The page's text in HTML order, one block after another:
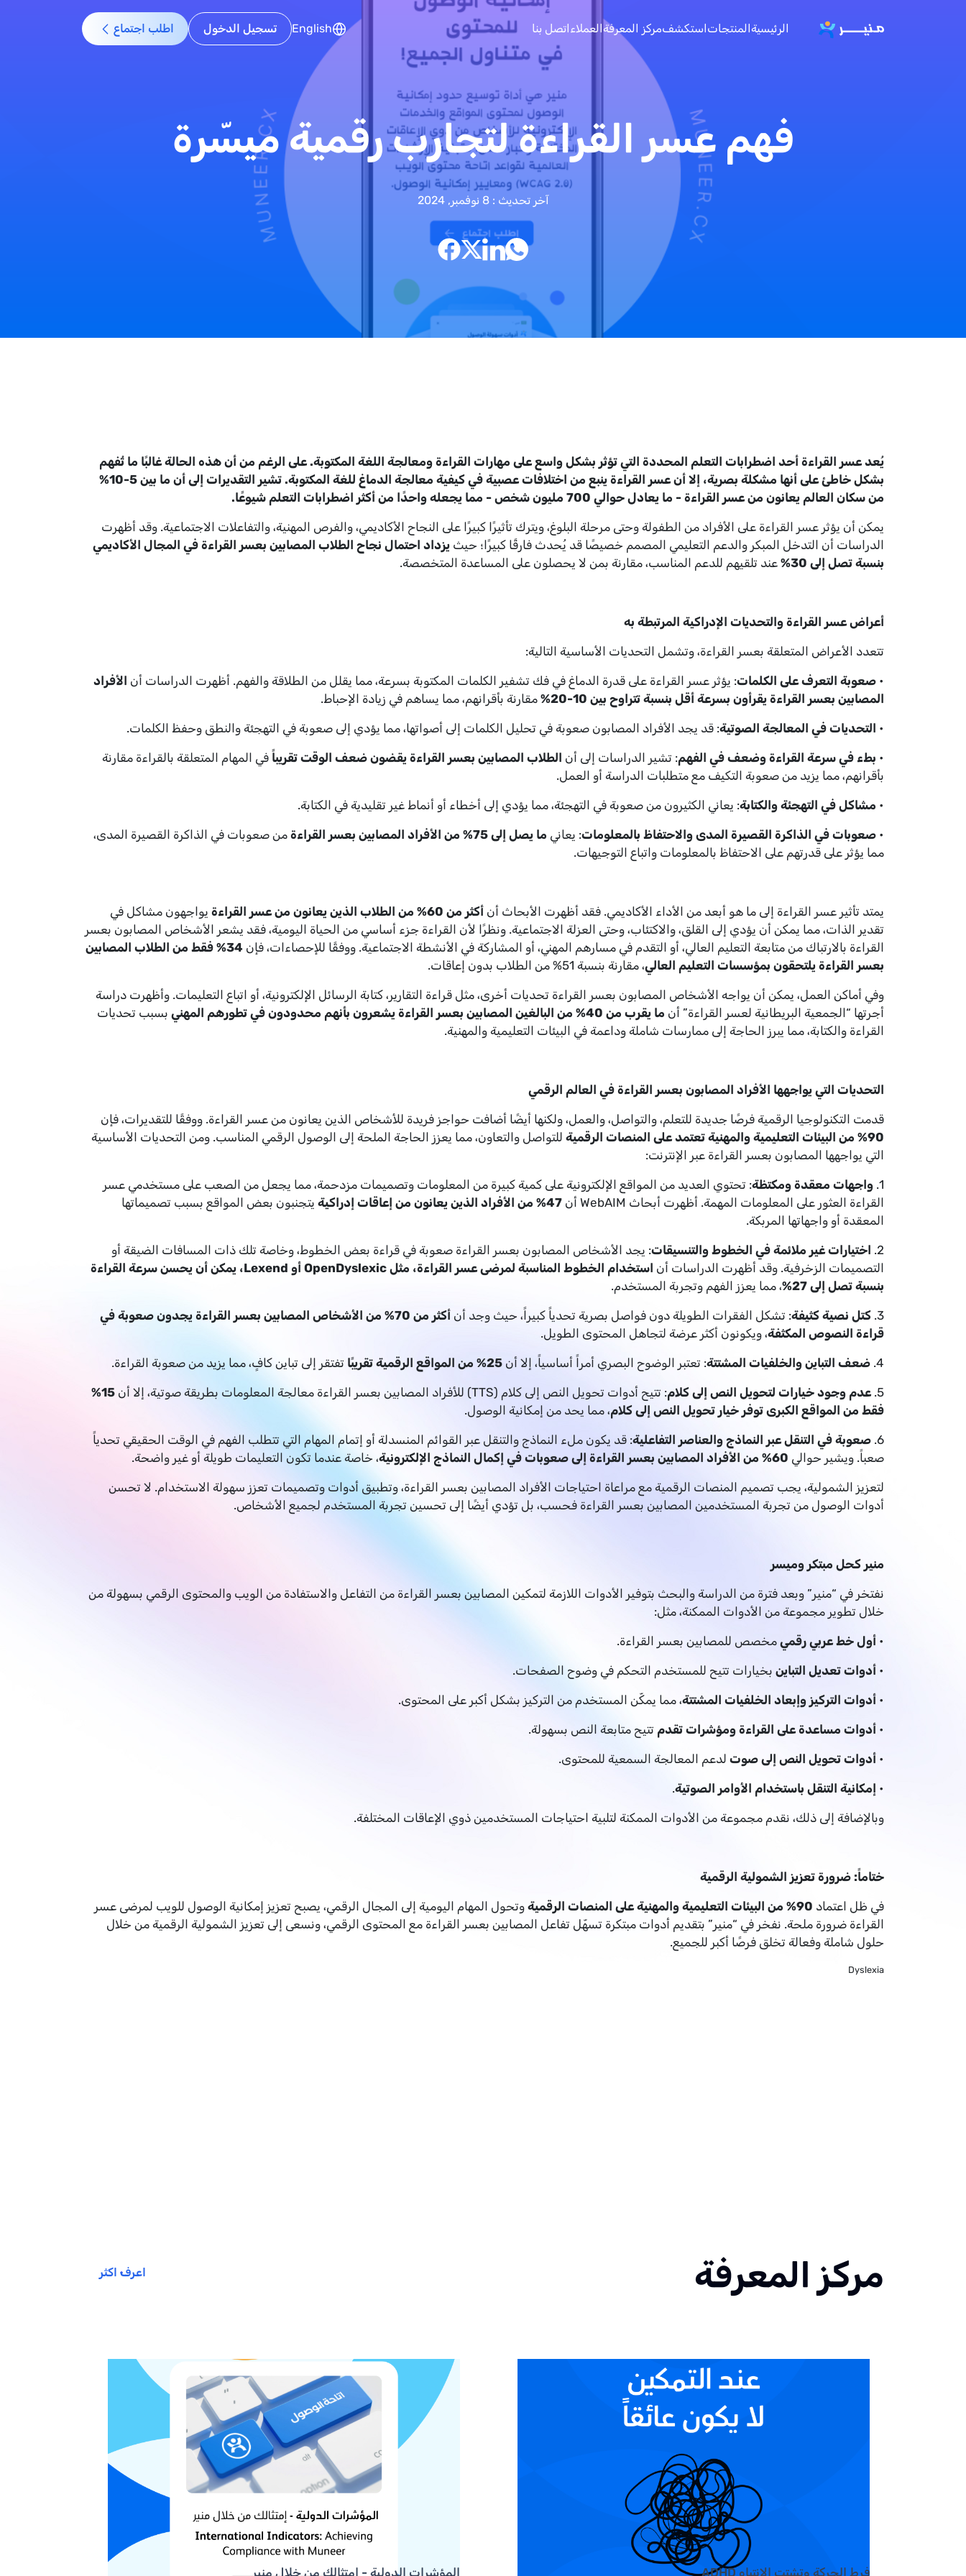
تجاوز إلى المحتوى الرئيسي
الرئيسيةالمنتجاتاستكشفمركز المعرفةالعملاءاتصل بنا English تسجيل الدخول اطلب اجتماع
فهم عسر القراءة لتجارب رقمية ميسّرة
آخر تحديث : 8 نوفمبر, 2024
يُعد عسر القراءة أحد اضطرابات التعلم المحددة التي تؤثر بشكل واسع على مهارات القراءة ومعالجة اللغة المكتوبة. على الرغم من أن هذه الحالة غالبًا ما تُفهم
بشكل خاطئ على أنها مشكلة بصرية، إلا أن عسر القراءة ينبع من اختلافات عصبية في كيفية معالجة الدماغ للغة المكتوبة. تشير التقديرات إلى أن ما بين 5-10%
من سكان العالم يعانون من عسر القراءة - ما يعادل حوالي 700 مليون شخص - مما يجعله واحدًا من أكثر اضطرابات التعلم شيوعًا.
يمكن أن يؤثر عسر القراءة على الأفراد من الطفولة وحتى مرحلة البلوغ، ويترك تأثيرًا كبيرًا على النجاح الأكاديمي، والفرص المهنية، والتفاعلات الاجتماعية. وقد أظهرت
الدراسات أن التدخل المبكر والدعم التعليمي المصمم خصيصًا قد يُحدث فارقًا كبيرًا؛ حيث يزداد احتمال نجاح الطلاب المصابين بعسر القراءة في المجال الأكاديمي
بنسبة تصل إلى 30%
عند تلقيهم للدعم المناسب، مقارنة بمن لا يحصلون على المساعدة المتخصصة.
أعراض عسر القراءة والتحديات الإدراكية المرتبطة به
تتعدد الأعراض المتعلقة بعسر القراءة، وتشمل التحديات الأساسية التالية:
• صعوبة التعرف على الكلمات: يؤثر عسر القراءة على قدرة الدماغ في فك تشفير الكلمات المكتوبة بسرعة، مما يقلل من الطلاقة والفهم. أظهرت الدراسات أن الأفراد
المصابين بعسر القراءة يقرأون بسرعة أقل بنسبة تتراوح بين 10-20%
مقارنة بأقرانهم، مما يساهم في زيادة الإحباط.
• التحديات في المعالجة الصوتية: قد يجد الأفراد المصابون صعوبة في تحليل الكلمات إلى أصواتها، مما يؤدي إلى صعوبة في التهجئة والنطق وحفظ الكلمات.
• بطء في سرعة القراءة وضعف في الفهم: تشير الدراسات إلى أن الطلاب المصابين بعسر القراءة يقضون ضعف الوقت تقريباً في المهام المتعلقة بالقراءة مقارنة
بأقرانهم، مما يزيد من صعوبة التكيف مع متطلبات الدراسة أو العمل.
• مشاكل في التهجئة والكتابة: يعاني الكثيرون من صعوبة في التهجئة، مما يؤدي إلى أخطاء أو أنماط غير تقليدية في الكتابة.
• صعوبات في الذاكرة القصيرة المدى والاحتفاظ بالمعلومات: يعاني ما يصل إلى 75% من الأفراد المصابين بعسر القراءة
من صعوبات في الذاكرة القصيرة المدى،
مما يؤثر على قدرتهم على الاحتفاظ بالمعلومات واتباع التوجيهات.
يمتد تأثير عسر القراءة إلى ما هو أبعد من الأداء الأكاديمي. فقد أظهرت الأبحاث أن أكثر من 60% من الطلاب الذين يعانون من عسر القراءة
يواجهون مشاكل في
تقدير الذات، مما يمكن أن يؤدي إلى القلق، والاكتئاب، وحتى العزلة الاجتماعية. ونظرًا لأن القراءة جزء أساسي من الحياة اليومية، فقد يشعر الأشخاص المصابون بعسر
القراءة بالارتباك من متابعة التعليم العالي، أو التقدم في مسارهم المهني، أو المشاركة في الأنشطة الاجتماعية. ووفقًا للإحصاءات، فإن
34% فقط من الطلاب المصابين
بعسر القراءة يلتحقون بمؤسسات التعليم العالي، مقارنة بنسبة 51% من الطلاب بدون إعاقات.
وفي أماكن العمل، يمكن أن يواجه الأشخاص المصابون بعسر القراءة تحديات أخرى، مثل قراءة التقارير، كتابة الرسائل الإلكترونية، أو اتباع التعليمات. وأظهرت دراسة
أجرتها “الجمعية البريطانية لعسر القراءة” أن ما يقرب من 40% من البالغين المصابين بعسر القراءة يشعرون بأنهم محدودون في تطورهم المهني
بسبب تحديات
القراءة والكتابة، مما يبرز الحاجة إلى ممارسات شاملة وداعمة في البيئات التعليمية والمهنية.
التحديات التي يواجهها الأفراد المصابون بعسر القراءة في العالم الرقمي
قدمت التكنولوجيا الرقمية فرصًا جديدة للتعلم، والتواصل، والعمل، ولكنها أيضًا أضافت حواجز فريدة للأشخاص الذين يعانون من عسر القراءة. ووفقًا للتقديرات، فإن
90% من البيئات التعليمية والمهنية تعتمد على المنصات الرقمية
للتواصل والتعاون، مما يعزز الحاجة الملحة إلى الوصول الرقمي المناسب. ومن التحديات الأساسية
التي يواجهها المصابون بعسر القراءة عبر الإنترنت:
1. واجهات معقدة ومكتظة: تحتوي العديد من المواقع الإلكترونية على كمية كبيرة من المعلومات وتصميمات مزدحمة، مما يجعل من الصعب على مستخدمي عسر
القراءة العثور على المعلومات المهمة. أظهرت أبحاث WebAIM أن
47% من الأفراد الذين يعانون من إعاقات إدراكية
يتجنبون بعض المواقع بسبب تصميماتها
المعقدة أو واجهاتها المربكة.
2. اختيارات غير ملائمة في الخطوط والتنسيقات: يجد الأشخاص المصابون بعسر القراءة صعوبة في قراءة بعض الخطوط، وخاصة تلك ذات المسافات الضيقة أو
التصميمات الزخرفية. وقد أظهرت الدراسات أن
استخدام الخطوط المناسبة لمرضى عسر القراءة، مثل OpenDyslexic أو Lexend، يمكن أن يحسن سرعة القراءة
بنسبة تصل إلى 27%
، مما يعزز الفهم وتجربة المستخدم.
3. كتل نصية كثيفة: تشكل الفقرات الطويلة دون فواصل بصرية تحدياً كبيراً، حيث وجد أن
أكثر من 70% من الأشخاص المصابين بعسر القراءة يجدون صعوبة في
قراءة النصوص المكثفة، ويكونون أكثر عرضة لتجاهل المحتوى الطويل.
4. ضعف التباين والخلفيات المشتتة: تعتبر الوضوح البصري أمراً أساسياً، إلا أن 25% من المواقع الرقمية تقريبًا تفتقر إلى تباين كافٍ، مما يزيد من صعوبة القراءة.
5. عدم وجود خيارات لتحويل النص إلى كلام: تتيح أدوات تحويل النص إلى كلام (TTS) للأفراد المصابين بعسر القراءة معالجة المعلومات بطريقة صوتية، إلا أن
15%
فقط من المواقع الكبرى توفر خيار تحويل النص إلى كلام، مما يحد من إمكانية الوصول.
6. صعوبة في التنقل عبر النماذج والعناصر التفاعلية: قد يكون ملء النماذج والتنقل عبر القوائم المنسدلة أو إتمام المهام التي تتطلب الفهم في الوقت الحقيقي تحدياً
صعباً. ويشير حوالي 60% من الأفراد المصابين بعسر القراءة إلى صعوبات في إكمال النماذج الإلكترونية ، خاصة عندما تكون التعليمات طويلة أو غير واضحة.
لتعزيز الشمولية، يجب تصميم المنصات الرقمية مع مراعاة احتياجات الأفراد المصابين بعسر القراءة، وتطبيق أدوات وتصميمات تعزز سهولة الاستخدام. لا تحسن
أدوات الوصول من تجربة المستخدمين المصابين بعسر القراءة فحسب، بل تؤدي أيضًا إلى تحسين تجربة المستخدم لجميع الأشخاص.
منير كحل مبتكر وميسر
نفتخر في “منير” وبعد فترة من الدراسة والبحث بتوفير الأدوات اللازمة لتمكين المصابين بعسر القراءة من التفاعل والاستفادة من الويب والمحتوى الرقمي بسهولة من
خلال تطوير مجموعة من الأدوات الممكنة، مثل:
• أول خط عربي رقمي مخصص للمصابين بعسر القراءة.
• أدوات تعديل التباين بخيارات تتيح للمستخدم التحكم في وضوح الصفحات.
• أدوات التركيز وإبعاد الخلفيات المشتتة، مما يمكّن المستخدم من التركيز بشكل أكبر على المحتوى.
• أدوات مساعدة على القراءة ومؤشرات تقدم تتيح متابعة النص بسهولة.
• أدوات تحويل النص إلى صوت لدعم المعالجة السمعية للمحتوى.
• إمكانية التنقل باستخدام الأوامر الصوتية.
وبالإضافة إلى ذلك، نقدم مجموعة من الأدوات الممكنة لتلبية احتياجات المستخدمين ذوي الإعاقات المختلفة.
ختاماً: ضرورة تعزيز الشمولية الرقمية
في ظل اعتماد 90% من البيئات التعليمية والمهنية على المنصات الرقمية
وتحول المهام اليومية إلى المجال الرقمي، يصبح تعزيز إمكانية الوصول للويب لمرضى عسر
القراءة ضرورة ملحة. نفخر في “منير” بتقديم أدوات مبتكرة تسهّل تفاعل المصابين بعسر القراءة مع المحتوى الرقمي، ونسعى إلى تعزيز الشمولية الرقمية من خلال
حلول شاملة وفعالة تخلق فرصًا أكبر للجميع.
Dyslexia
مركز المعرفة اعرف اكثر
فرط الحركة وتشتت الانتباه ADHD المؤشرات الدولية - إمتثالك من خلال منير